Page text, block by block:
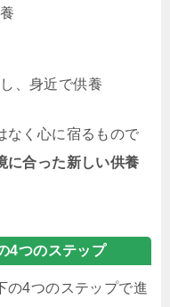
、身近で供養
なく心に宿るもので
に合った新しい供養
4つのステップ
の4つのステップで進